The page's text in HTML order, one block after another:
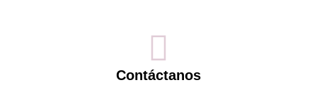
Contáctanos